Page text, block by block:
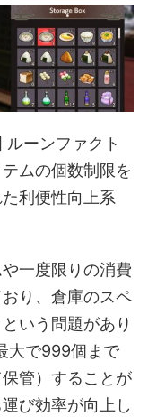
ルーンファクト
ムの個数制限を
利便性向上系
一度限りの消費
り、倉庫のスペ
いう問題があり
大で999個まで
管）することが
び効率が向上し